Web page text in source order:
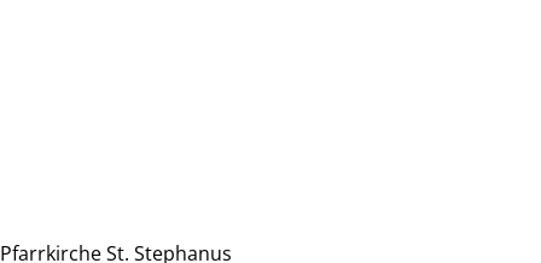
Pfarrkirche St. Stephanus